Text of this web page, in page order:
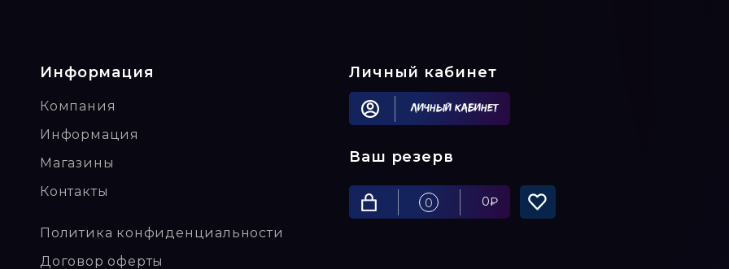
Информация
Компания
Информация
Магазины
Контакты
Политика конфиденциальности
Договор оферты
Личный кабинет
Личный кабинет
Ваш резерв
0 0₽